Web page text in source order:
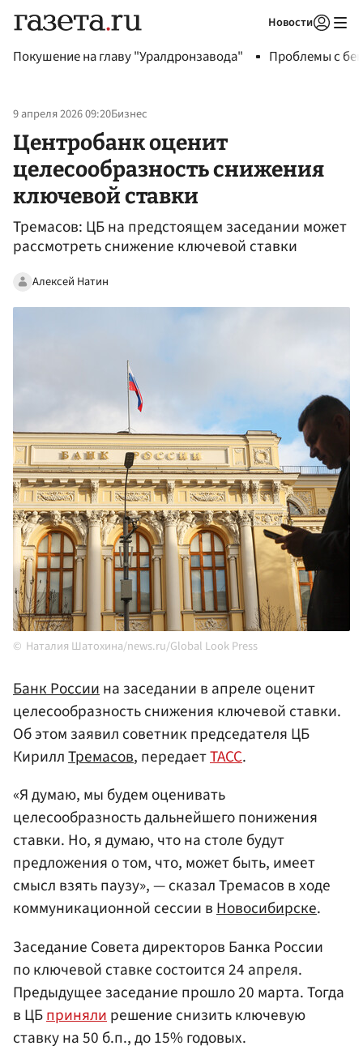
Новости
Покушение на главу "Уралдронзавода" Проблемы с
9 апреля 2026 09:20Бизнес
Центробанк оценит
целесообразность снижения
ключевой ставки
Тремасов: ЦБ на предстоящем заседании может
рассмотреть снижение ключевой ставки
Алексей Натин
Наталия Шатохина/news.ru/Global Look Press
Банк Россиина заседании в апреле оценит
целесообразность снижения ключевой ставки.
Об этом заявил советник председателя ЦБ
КириллТремасов, передаетТАСС.
«Я думаю, мы будем оценивать
целесообразность дальнейшего понижения
ставки. Но, я думаю, что на столе будут
предложения о том, что, может быть, имеет
смысл взять паузу», — сказал Тремасов в ходе
коммуникационной сессии вНовосибирске.
Заседание Совета директоров Банка России
по ключевой ставке состоится 24 апреля.
Предыдущее заседание прошло 20 марта. Тогда
в ЦБприняли решение снизить ключевую
ставку на 50 б.п., до 15% годовых.